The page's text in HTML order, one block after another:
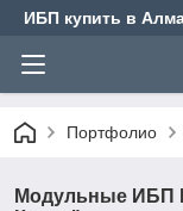
ИБП купить в
Портфолио
Модульные ИБП